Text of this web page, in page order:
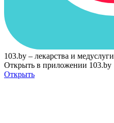
103.by – лекарства и медуслуги
Открыть в приложении 103.by
Открыть